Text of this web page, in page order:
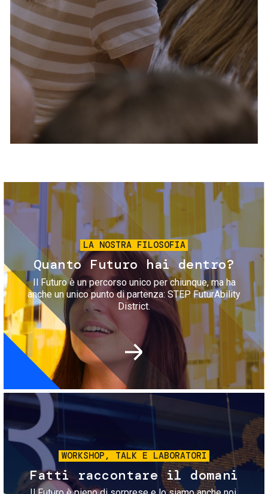
Servizi e accessibilità
Contatti
FAQ
Biglietti
Immagine
LA NOSTRA FILOSOFIA
Quanto Futuro hai dentro?
Il Futuro è un percorso unico per chiunque, ma ha
anche un unico punto di partenza: STEP FuturAbility
District.
Immagine
WORKSHOP, TALK E LABORATORI
Fatti raccontare il domani